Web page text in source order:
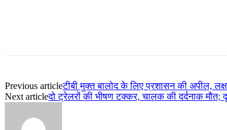
Previous articleटीबी मुक्त बालोद के लिए प्रशासन की अपील,
Next articleदो ट्रेलरों की भीषण टक्कर, चालक की दर्दनाक मौत;